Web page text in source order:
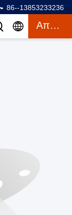
86--13853233236
Απόσπασμα